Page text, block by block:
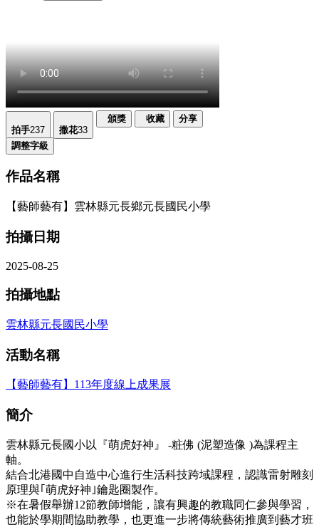
拍手237 撒花33
頒獎 收藏 分享
調整字級
作品名稱
【藝師藝有】雲林縣元長鄉元長國民小學
拍攝日期
2025-08-25
拍攝地點
雲林縣元長國民小學
活動名稱
【藝師藝有】113年度線上成果展
簡介
雲林縣元長國小以『萌虎好神』 -粧佛 (泥塑造像 )為課程主
軸。
結合北港國中自造中心進行生活科技跨域課程，認識雷射雕刻
原理與｢萌虎好神｣鑰匙圈製作。
※在暑假舉辦12節教師增能，讓有興趣的教職同仁參與學習，
也能於學期間協助教學，也更進一步將傳統藝術推廣到藝才班